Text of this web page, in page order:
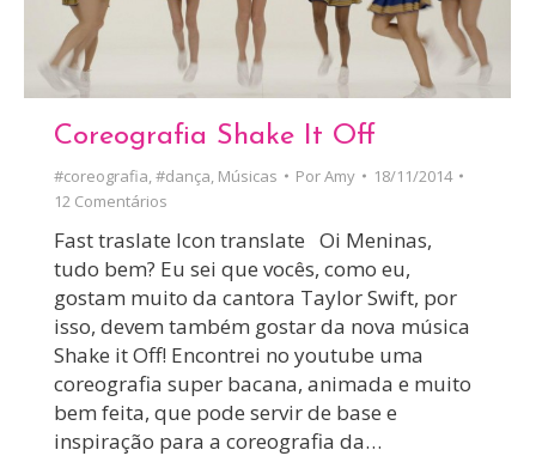
Coreografia Shake It Off
#coreografia,#dança, Músicas PorAmy
18/11/2014
12 Comentários
Fast traslate Icon translate Oi Meninas,
tudo bem? Eu sei que vocês, como eu,
gostam muito da cantora Taylor Swift, por
isso, devem também gostar da nova música
Shake it Off! Encontrei no youtube uma
coreografia super bacana, animada e muito
bem feita, que pode servir de base e
inspiração para a coreografia da…